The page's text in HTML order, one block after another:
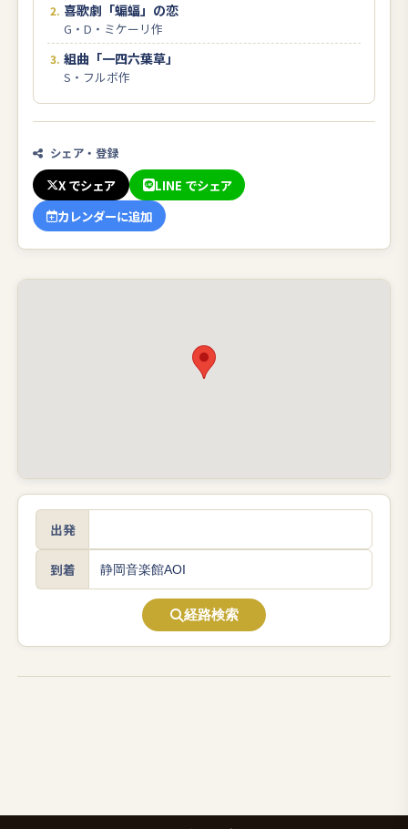
喜歌劇「蝙蝠」の恋
G・D・ミケーリ作
組曲「一四六葉草」
S・フルボ作
シェア・登録
X でシェア
LINE でシェア
カレンダーに追加
出発
到着
経路検索